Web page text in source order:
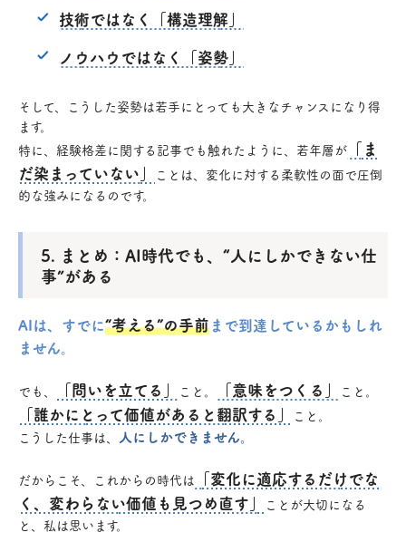
技術ではなく「構造理解」
ノウハウではなく「姿勢」
そして、こうした姿勢は若手にとっても大きなチャンスになり得
ます。
特に、経験格差に関する記事でも触れたように、若年層が 「ま
だ染まっていない」
ことは、変化に対する柔軟性の面で圧倒
的な強みになるのです。
5. まとめ：AI時代でも、“人にしかできない仕
事”がある
AIは、すでに“考える”の手前まで到達しているかもしれ
ません。
でも、 「問いを立てる」 こと。 「意味をつくる」 こと。
「誰かにとって価値があると翻訳する」
こと。
こうした仕事は、 人にしかできません。
だからこそ、これからの時代は
「変化に適応するだけでな
く、変わらない価値も見つめ直す」
ことが大切になる
と、私は思います。